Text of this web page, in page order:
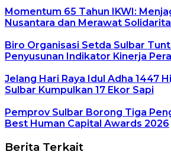
Momentum 65 Tahun IKWI:
Nusantara dan Merawat
Biro Organisasi Setda Sulbar
Penyusunan Indikator Kinerja
Jelang Hari Raya Idul Adha 1447
Sulbar Kumpulkan 17 Ekor Sapi
Pemprov Sulbar Borong Tiga
Best Human Capital Awards 2026
Berita Terkait